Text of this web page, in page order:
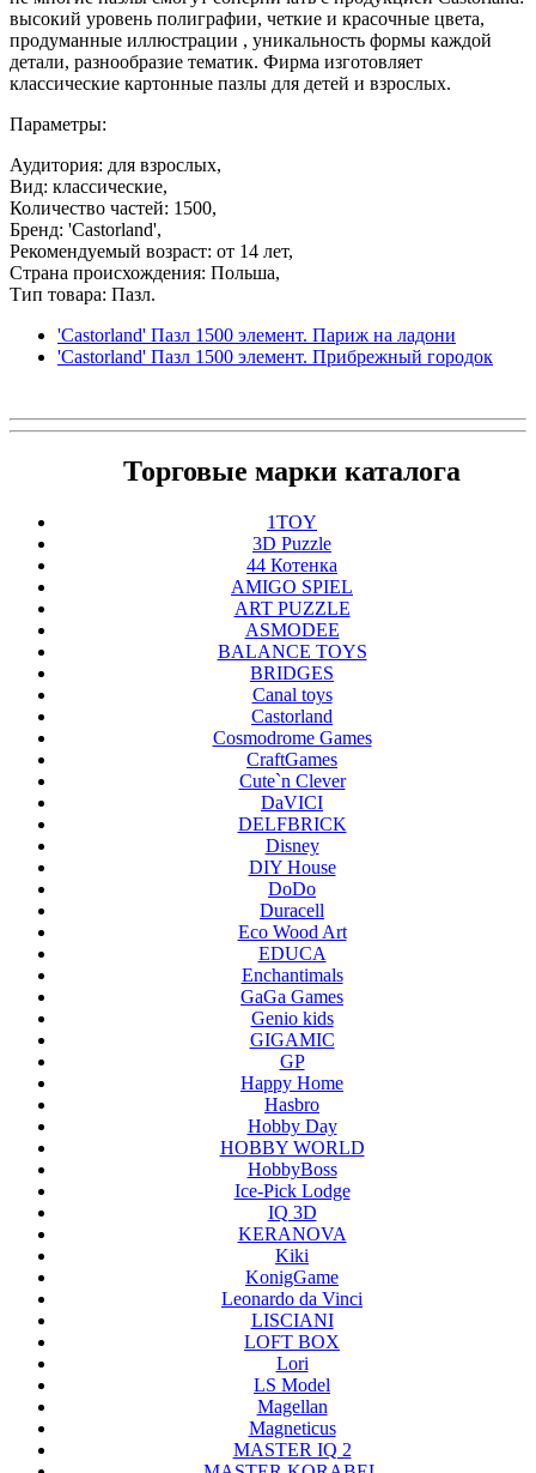
высокий уровень полиграфии, четкие и красочные цвета,
продуманные иллюстрации , уникальность формы каждой
детали, разнообразие тематик. Фирма изготовляет
классические картонные пазлы для детей и взрослых.
Параметры:
Аудитория: для взрослых,
Вид: классические,
Количество частей: 1500,
Бренд: 'Castorland',
Рекомендуемый возраст: от 14 лет,
Страна происхождения: Польша,
Тип товара: Пазл.
'Castorland' Пазл 1500 элемент. Париж на ладони
'Castorland' Пазл 1500 элемент. Прибрежный городок
Торговые марки каталога
1TOY
3D Puzzle
44 Котенка
AMIGO SPIEL
ART PUZZLE
ASMODEE
BALANCE TOYS
BRIDGES
Canal toys
Castorland
Cosmodrome Games
CraftGames
Cute`n Clever
DaVICI
DELFBRICK
Disney
DIY House
DoDo
Duracell
Eco Wood Art
EDUCA
Enchantimals
GaGa Games
Genio kids
GIGAMIC
GP
Happy Home
Hasbro
Hobby Day
HOBBY WORLD
HobbyBoss
Ice-Pick Lodge
IQ 3D
KERANOVA
Kiki
KonigGame
Leonardo da Vinci
LISCIANI
LOFT BOX
Lori
LS Model
Magellan
Magneticus
MASTER IQ 2